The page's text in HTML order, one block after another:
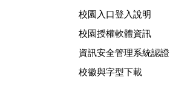
校園入口登入說明
校園授權軟體資訊
資訊安全管理系統認證
校徽與字型下載